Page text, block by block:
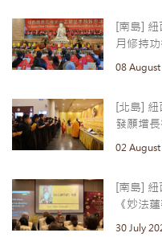
[南島]
月修持
08
[北島]
發願增
02
[南島]
《妙法
30 July